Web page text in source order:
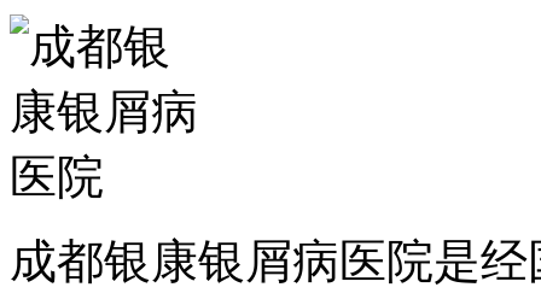
成都银康银屑病医院是